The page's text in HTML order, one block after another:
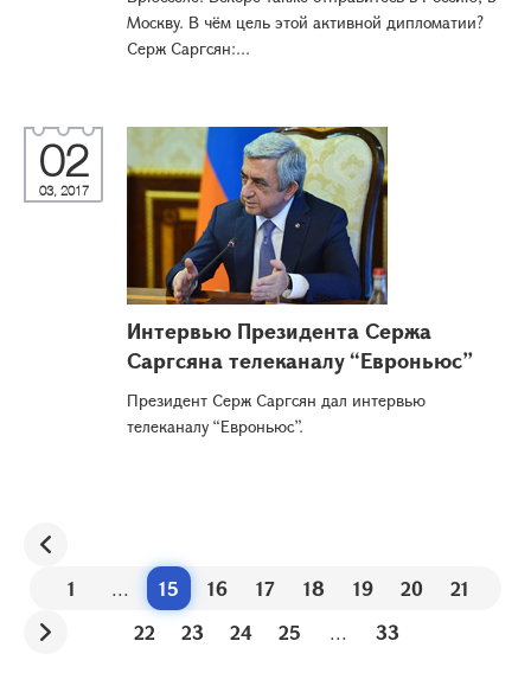
Москву. В чём цель этой активной дипломатии?
Серж Саргсян:...
02
03, 2017
Интервью Президента Сержа
Саргсяна телеканалу “Евроньюс”
Президент Серж Саргсян дал интервью
телеканалу “Евроньюс”.
1 ... 15 16 17 18 19 20
21
22
23 24 25 ... 33